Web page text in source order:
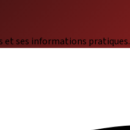
et ses informations pratiques.